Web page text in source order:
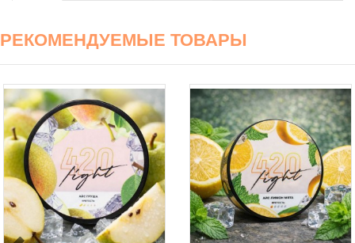
РЕКОМЕНДУЕМЫЕ ТОВАРЫ